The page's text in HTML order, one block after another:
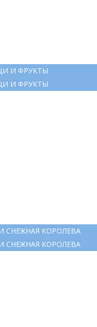
И ФРУКТЫ
И ФРУКТЫ
СНЕЖНАЯ КОРОЛЕВА
СНЕЖНАЯ КОРОЛЕВА